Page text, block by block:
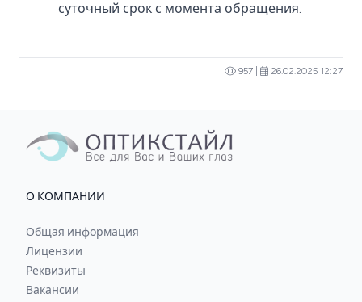
суточный срок с момента обращения.
957 | 26.02.2025 12:27
О КОМПАНИИ
Общая информация
Лицензии
Реквизиты
Вакансии